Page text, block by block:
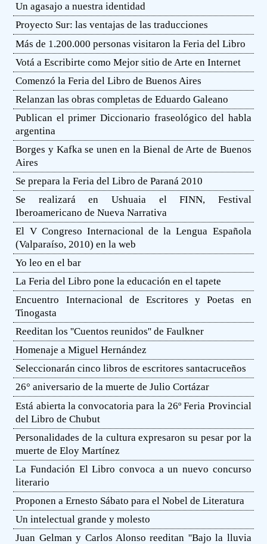
Un agasajo a nuestra identidad
Proyecto Sur: las ventajas de las traducciones
Más de 1.200.000 personas visitaron la Feria del Libro
Votá a Escribirte como Mejor sitio de Arte en Internet
Comenzó la Feria del Libro de Buenos Aires
Relanzan las obras completas de Eduardo Galeano
Publican el primer Diccionario fraseológico del habla
argentina
Borges y Kafka se unen en la Bienal de Arte de Buenos
Aires
Se prepara la Feria del Libro de Paraná 2010
Se realizará en Ushuaia el FINN, Festival
Iberoamericano de Nueva Narrativa
El V Congreso Internacional de la Lengua Española
(Valparaíso, 2010) en la web
Yo leo en el bar
La Feria del Libro pone la educación en el tapete
Encuentro Internacional de Escritores y Poetas en
Tinogasta
Reeditan los ''Cuentos reunidos'' de Faulkner
Homenaje a Miguel Hernández
Seleccionarán cinco libros de escritores santacruceños
26° aniversario de la muerte de Julio Cortázar
Está abierta la convocatoria para la 26º Feria Provincial
del Libro de Chubut
Personalidades de la cultura expresaron su pesar por la
muerte de Eloy Martínez
La Fundación El Libro convoca a un nuevo concurso
literario
Proponen a Ernesto Sábato para el Nobel de Literatura
Un intelectual grande y molesto
Juan Gelman y Carlos Alonso reeditan ''Bajo la lluvia